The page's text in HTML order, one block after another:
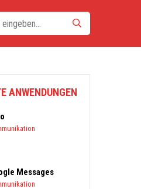
ANWENDUNGEN
Messages